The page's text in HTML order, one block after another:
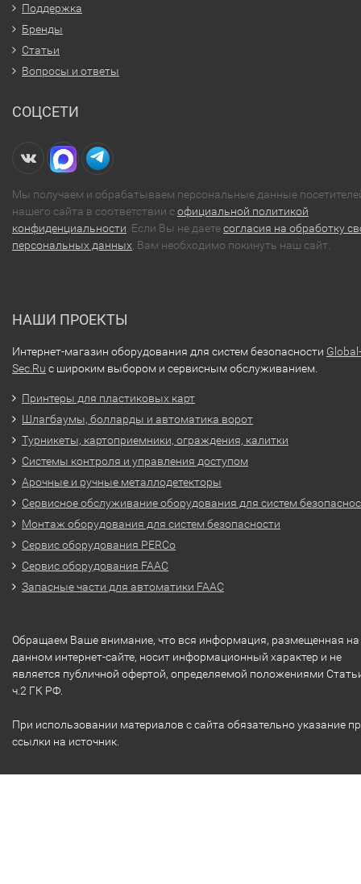
Поддержка
Бренды
Статьи
Вопросы и ответы
СОЦСЕТИ
Мы получаем и обрабатываем персональные данные
нашего сайта в соответствии софициальной политикой
конфиденциальности . Если Вы не даетесогласия на обработку
персональных данных , Вам необходимо покинуть наш сайт.
НАШИ ПРОЕКТЫ
Интернет-магазин оборудования для систем безопасности Global-
Sec.Ru с широким выбором и сервисным обслуживанием.
Принтеры для пластиковых карт
Шлагбаумы, болларды и автоматика ворот
Турникеты, картоприемники, ограждения, калитки
Системы контроля и управления доступом
Арочные и ручные металлодетекторы
Сервисное обслуживание оборудования для систем
Монтаж оборудования для систем безопасности
Сервис оборудования PERCo
Сервис оборудования FAAC
Запасные части для автоматики FAAC
Обращаем Ваше внимание, что вся информация, размещенная на
данном интернет-сайте, носит информационный характер и не
является публичной офертой, определяемой положениями
ч.2 ГК РФ.
При использовании материалов с сайта обязательно указание
ссылки на источник.